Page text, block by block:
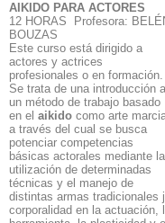
AIKIDO PARA ACTORES
12 HORAS
Profesora:
BOUZAS
Este curso está dirigido a
actores y actrices
profesionales o en formación.
Se trata de una introducción a
un método de trabajo basado
en el aikido como arte
a través del cual se busca
potenciar competencias
básicas actorales mediante la
utilización de determinadas
técnicas y el manejo de
distintas armas tradicionales
corporalidad en la